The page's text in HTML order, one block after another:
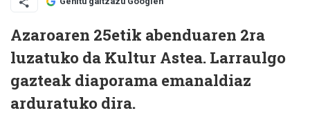
Azaroaren 25etik abenduaren 2ra
luzatuko da Kultur Astea. Larraulgo
gazteak diaporama emanaldiaz
arduratuko dira.